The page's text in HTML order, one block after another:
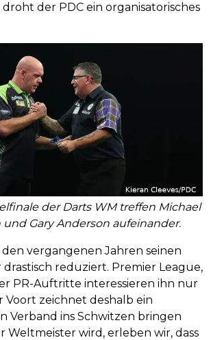
der PDC ein organisatorisches
der Darts WM treffen Michael
und Gary Anderson aufeinander.
vergangenen Jahren seinen
reduziert. Premier League,
PR-Auftritte interessieren ihn nur
Voort zeichnet deshalb ein
Verband ins Schwitzen bringen
Weltmeister wird, erleben wir, dass